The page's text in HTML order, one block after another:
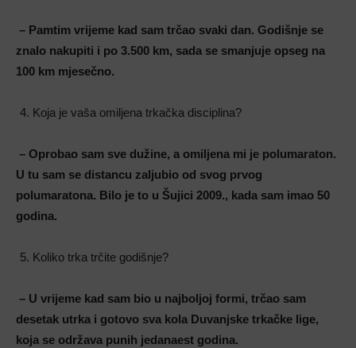
– Pamtim vrijeme kad sam trčao svaki dan. Godišnje se
znalo nakupiti i po 3.500 km, sada se smanjuje opseg na
100 km mjesečno.
Koja je vaša omiljena trkačka disciplina?
– Oprobao sam sve dužine, a omiljena mi je polumaraton.
U tu sam se distancu zaljubio od svog prvog
polumaratona. Bilo je to u Šujici 2009., kada sam imao 50
godina.
Koliko trka trčite godišnje?
– U vrijeme kad sam bio u najboljoj formi, trčao sam
desetak utrka i gotovo sva kola Duvanjske trkačke lige,
koja se održava punih jedanaest godina.